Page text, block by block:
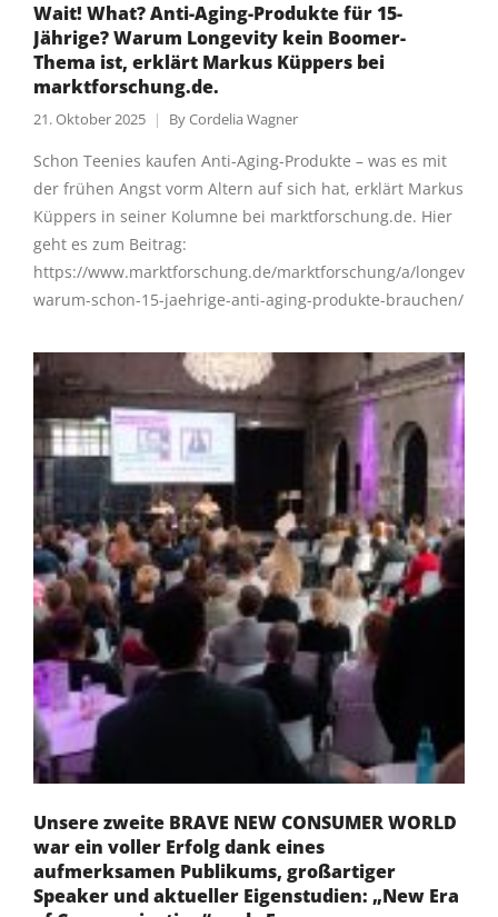
Wait! What? Anti-Aging-Produkte für 15-
Jährige? Warum Longevity kein Boomer-
Thema ist, erklärt Markus Küppers bei
marktforschung.de.
21. Oktober 2025 ByCordelia Wagner
Schon Teenies kaufen Anti-Aging-Produkte – was es mit
der frühen Angst vorm Altern auf sich hat, erklärt Markus
Küppers in seiner Kolumne bei marktforschung.de. Hier
geht es zum Beitrag:
https://www.marktforschung.de/marktforschung/a/longevity-
warum-schon-15-jaehrige-anti-aging-produkte-brauchen/
Unsere zweite BRAVE NEW CONSUMER WORLD
war ein voller Erfolg dank eines
aufmerksamen Publikums, großartiger
Speaker und aktueller Eigenstudien: „New Era